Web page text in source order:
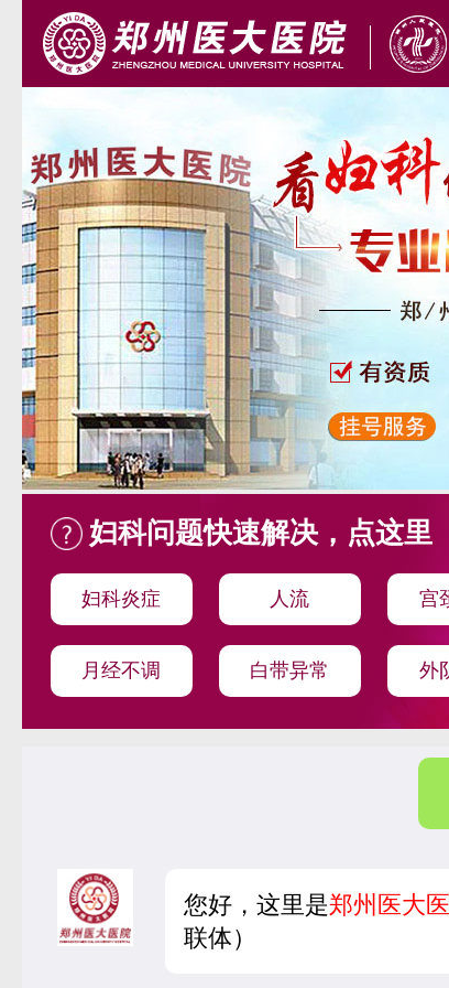
妇科问题快速解决，点这里
妇科炎症 人流 宫
月经不调 白带异常 外
您好，这里是郑州医大
联体）